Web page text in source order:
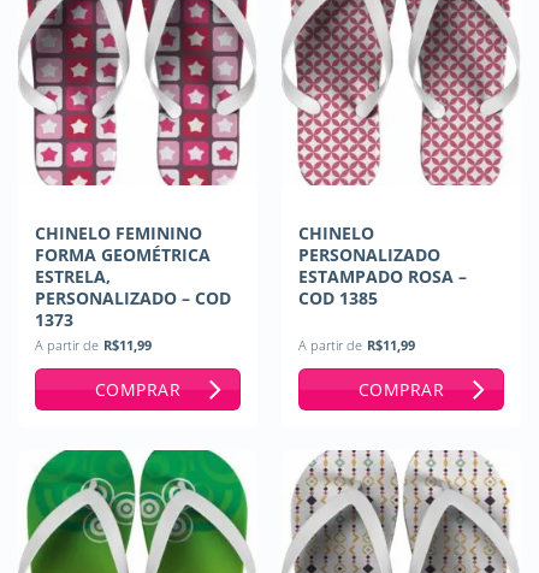
CHINELO FEMININO
FORMA GEOMÉTRICA
ESTRELA,
PERSONALIZADO – COD
1373
A partir de R$11,99
COMPRAR
CHINELO
PERSONALIZADO
ESTAMPADO ROSA –
COD 1385
A partir de R$11,99
COMPRAR